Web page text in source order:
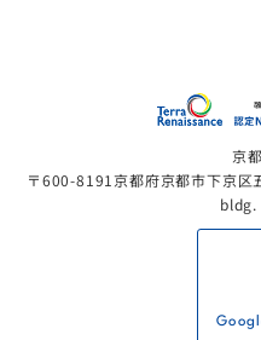
京
〒600-8191京都府京都市下京
bldg.